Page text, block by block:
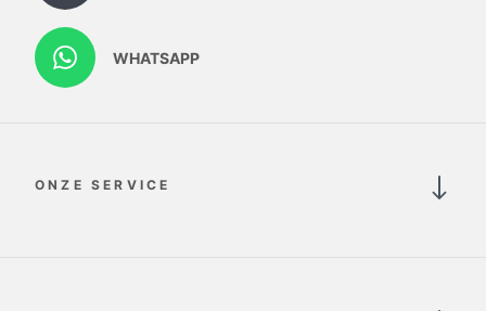
WHATSAPP
ONZE SERVICE